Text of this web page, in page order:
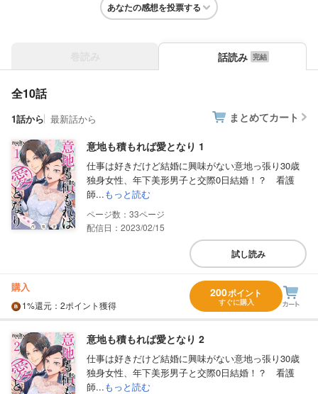
あなたの感想を投票する
話読み
全10話
1話から 最新話から まとめてカート
意地も積もれば愛となり 1
仕事は好きだけど結婚に興味がない意地っ張り30歳
独身女性、年下美形男子と交際0日結婚！？ 看護
師...もっと読む
33
配信日：2023/02/15
試し読み
購入
1%還元 ：2ポイント獲得
200ポイント
すぐに購入
意地も積もれば愛となり 2
仕事は好きだけど結婚に興味がない意地っ張り30歳
独身女性、年下美形男子と交際0日結婚！？ 看護
師...もっと読む